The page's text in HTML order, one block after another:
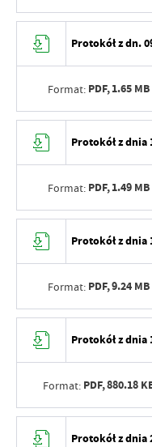
Protokół z dn.
Format: PDF,1.65 MB
Protokół z dnia
Format: PDF,1.49 MB
Protokół z dnia
Format: PDF,9.24 MB
Protokół z dnia
Format: PDF,880.18
Protokół z dnia